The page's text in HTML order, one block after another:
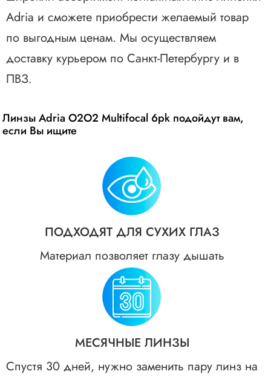
Adria и сможете приобрести желаемый товар
по выгодным ценам. Мы осуществляем
доставку курьером по Санкт-Петербургу и в
ПВЗ.
Линзы Adria O2O2 Multifocal 6pk подойдут вам,
если Вы ищите
ПОДХОДЯТ ДЛЯ СУХИХ ГЛАЗ
Материал позволяет глазу дышать
МЕСЯЧНЫЕ ЛИНЗЫ
Спустя 30 дней, нужно заменить пару линз на